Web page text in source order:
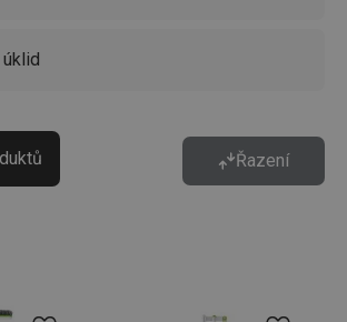
Řazení